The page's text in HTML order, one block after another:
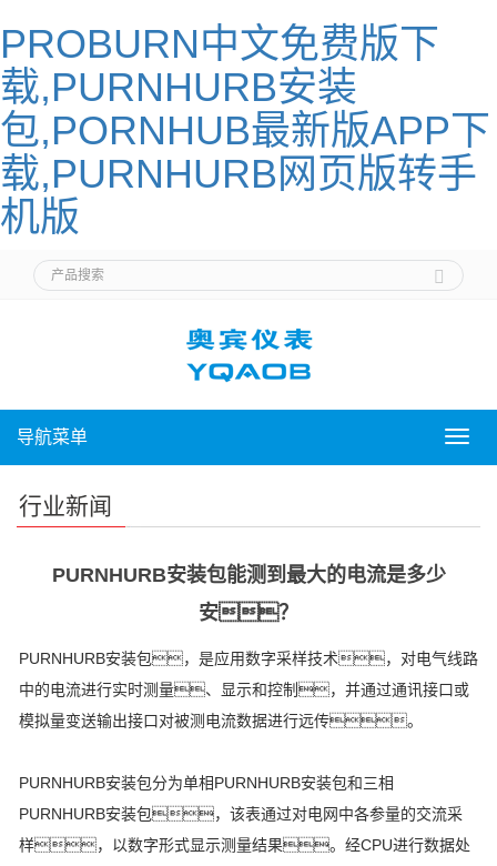
PROBURN中文免费版下
载,PURNHURB安装
包,PORNHUB最新版APP下
载,PURNHURB网页版转手
机版
导
导航菜单
行业新闻
PURNHURB安装包能测到最大的电流是多少
安？
PURNHURB安装包，是应用数字采样技术，对电气线路
中的电流进行实时测量、显示和控制，并通过通讯接口或
模拟量变送输出接口对被测电流数据进行远传。
PURNHURB安装包分为单相PURNHURB安装包和三相
PURNHURB安装包，该表通过对电网中各参量的交流采
样，以数字形式显示测量结果。经CPU进行数据处